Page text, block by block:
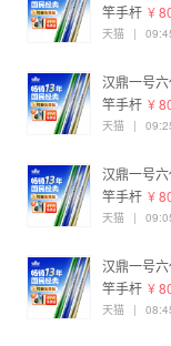
竿手杆 ¥
天猫 |
汉鼎一号
竿手杆 ¥
天猫 |
汉鼎一号
竿手杆 ¥
天猫 |
汉鼎一号
竿手杆 ¥
天猫 |